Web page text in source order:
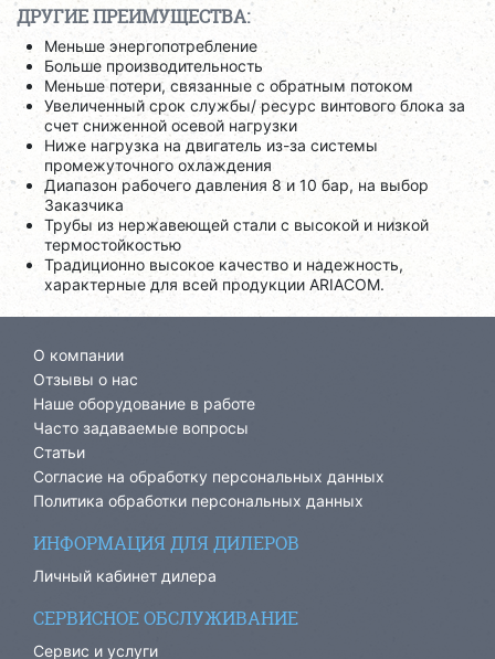
ДРУГИЕ ПРЕИМУЩЕСТВА:
Меньше энергопотребление
Больше производительность
Меньше потери, связанные с обратным потоком
Увеличенный срок службы/ ресурс винтового блока за
счет сниженной осевой нагрузки
Ниже нагрузка на двигатель из-за системы
промежуточного охлаждения
Диапазон рабочего давления 8 и 10 бар, на выбор
Заказчика
Трубы из нержавеющей стали с высокой и низкой
термостойкостью
Традиционно высокое качество и надежность,
характерные для всей продукции ARIACOM.
О компании
Отзывы о нас
Наше оборудование в работе
Часто задаваемые вопросы
Статьи
Согласие на обработку персональных данных
Политика обработки персональных данных
ИНФОРМАЦИЯ ДЛЯ ДИЛЕРОВ
Личный кабинет дилера
СЕРВИСНОЕ ОБСЛУЖИВАНИЕ
Сервис и услуги